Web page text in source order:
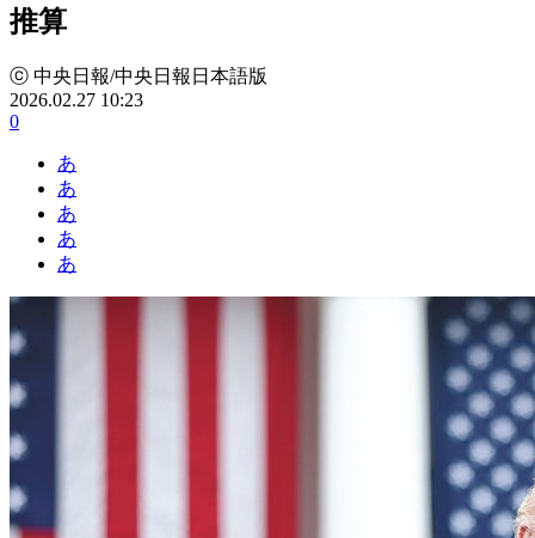
推算
ⓒ 中央日報/中央日報日本語版
2026.02.27 10:23
0
あ
あ
あ
あ
あ